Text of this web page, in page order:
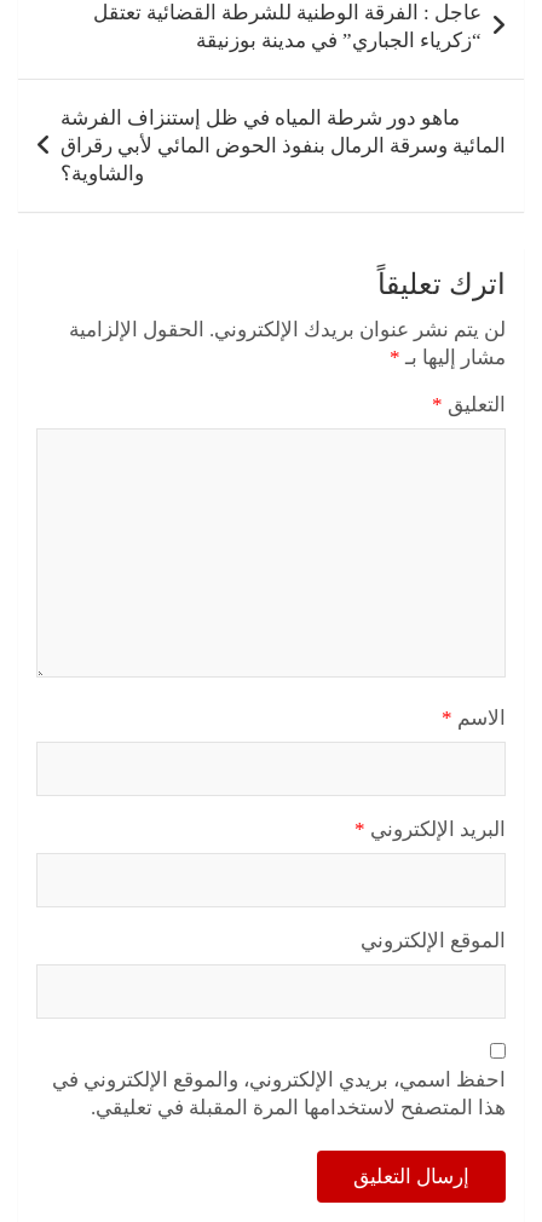
المقالاتعاجل : الفرقة الوطنية للشرطة القضائية تعتقل
“زكرياء الجباري” في مدينة بوزنيقة
ماهو دور شرطة المياه في ظل إستنزاف الفرشة
المائية وسرقة الرمال بنفوذ الحوض المائي لأبي رقراق
والشاوية؟
اترك تعليقاً
لن يتم نشر عنوان بريدك الإلكتروني. الحقول الإلزامية
مشار إليها بـ *
التعليق *
الاسم *
البريد الإلكتروني *
الموقع الإلكتروني
احفظ اسمي، بريدي الإلكتروني، والموقع الإلكتروني في
هذا المتصفح لاستخدامها المرة المقبلة في تعليقي.